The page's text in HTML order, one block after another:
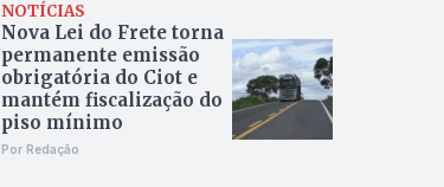
NOTÍCIAS
Nova Lei do Frete torna
permanente emissão
obrigatória do Ciot e
mantém fiscalização do
piso mínimo
Por Redação